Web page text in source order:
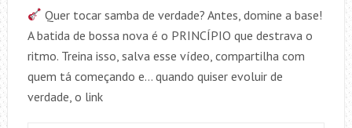
Quer tocar samba de verdade? Antes, domine a base!
A batida de bossa nova é o PRINCÍPIO que destrava o
ritmo. Treina isso, salva esse vídeo, compartilha com
quem tá começando e… quando quiser evoluir de
verdade, o link